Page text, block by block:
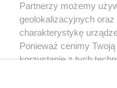
Partnerzy możemy
geolokalizacyjnych
charakterystykę
Ponieważ cenimy
korzystanie z tych
zmienić/wycofać